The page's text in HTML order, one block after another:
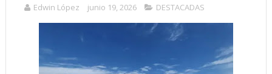
Edwin López junio 19, 2026 DESTACADAS